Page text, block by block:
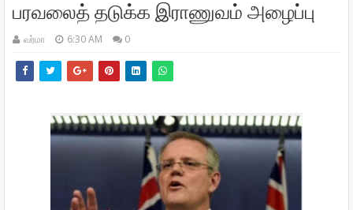
பரவலைத் தடுக்க இராணுவம் அழைப்பு
வர்மா 6:30 AM 0